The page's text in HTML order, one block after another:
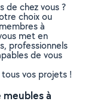
de chez vous ?
choix ou
à
met en
professionnels
de vous
vos projets !
à